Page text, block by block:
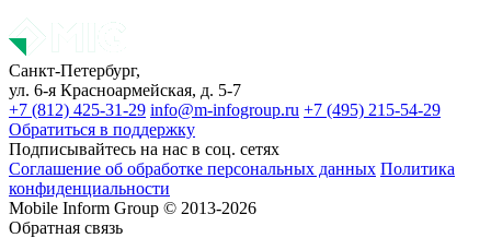
Санкт-Петербург,
ул. 6-я Красноармейская, д. 5-7
+7 (812) 425-31-29 info@m-infogroup.ru +7 (495) 215-54-29
Обратиться в поддержку
Подписывайтесь на нас в соц. сетях
Соглашение об обработке персональных данных Политика
конфиденциальности
Mobile Inform Group © 2013-2026
Обратная связь